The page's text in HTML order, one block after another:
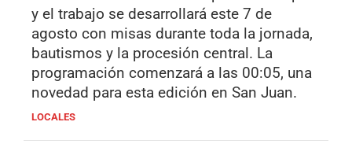
y el trabajo se desarrollará este 7 de
agosto con misas durante toda la jornada,
bautismos y la procesión central. La
programación comenzará a las 00:05, una
novedad para esta edición en San Juan.
LOCALES